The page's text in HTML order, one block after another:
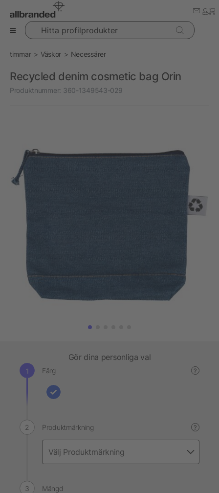
Hitta profilprodukter
timmar Väskor Necessärer
Recycled denim cosmetic bag Orin
Produktnummer: 360-1349543-029
Gör dina personliga val
Färg ?
Produktmärkning ?
Mängd